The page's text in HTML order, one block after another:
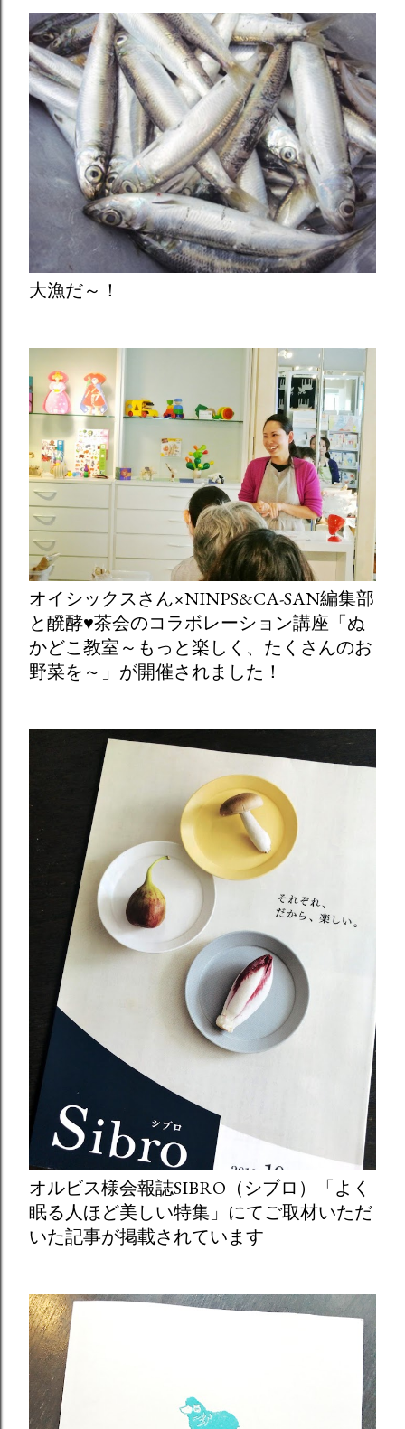
大漁だ～！
オイシックスさん×NINPS&CA-SAN編集部
と醗酵♥茶会のコラボレーション講座「ぬ
かどこ教室～もっと楽しく、たくさんのお
野菜を～」が開催されました！
オルビス様会報誌SIBRO（シブロ）「よく
眠る人ほど美しい特集」にてご取材いただ
いた記事が掲載されています